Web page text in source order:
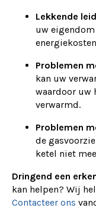
Lekkende
uw
Problemen
kan uw
waardoor uw
verwarmd.
Problemen
de
ketel niet
Dringend een
kan helpen? Wij
Contacteer ons